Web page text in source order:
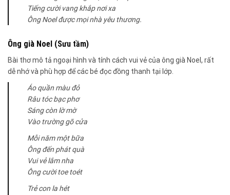
Tiếng cười vang khắp nơi xa
Ông Noel được mọi nhà yêu thương.
Ông già Noel (Sưu tầm)
Bài thơ mô tả ngoại hình và tính cách vui vẻ của ông già Noel, rất
dễ nhớ và phù hợp để các bé đọc đồng thanh tại lớp.
Áo quần màu đỏ
Râu tóc bạc phơ
Sáng còn lờ mờ
Vào trường gõ cửa
Mỗi năm một bữa
Ông đến phát quà
Vui vẻ lắm nha
Ông cười toe toét
Trẻ con la hét